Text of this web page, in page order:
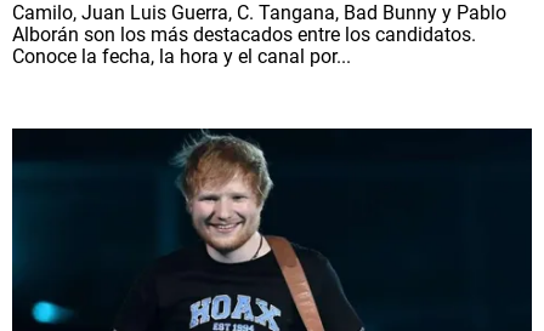
Camilo, Juan Luis Guerra, C. Tangana, Bad Bunny y Pablo
Alborán son los más destacados entre los candidatos.
Conoce la fecha, la hora y el canal por...